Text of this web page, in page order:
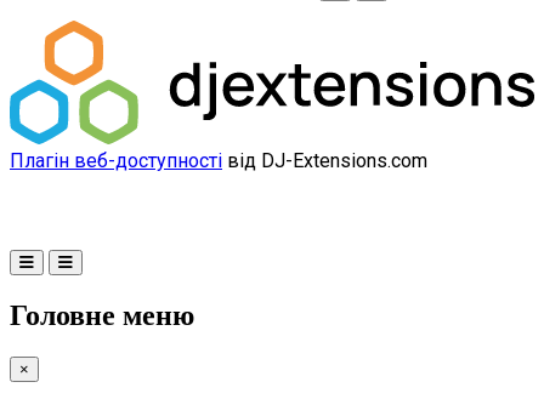
Плагін веб-доступності від DJ-Extensions.com
Головне меню
×